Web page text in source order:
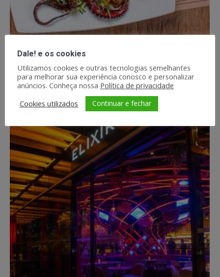
Marketing Digital para Restaurantes
Fotografia de Gastronomia Campinas
PorDale! Marketing 7 de maio de 2023
Dale! e os cookies
Utilizamos cookies e outras tecnologias semelhantes
para melhorar sua experiência conosco e personalizar
anúncios. Conheça nossa Política de privacidade
Cookies utilizados
Continuar e fechar